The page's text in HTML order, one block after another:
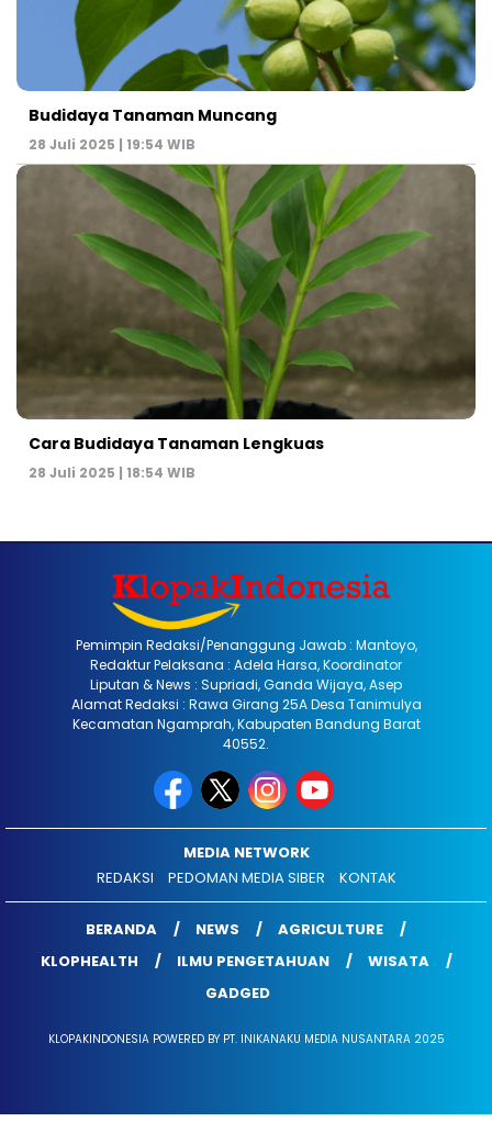
Budidaya Tanaman Muncang
28 Juli 2025 | 19:54 WIB
Cara Budidaya Tanaman Lengkuas
28 Juli 2025 | 18:54 WIB
Pemimpin Redaksi/Penanggung Jawab : Mantoyo,
Redaktur Pelaksana : Adela Harsa, Koordinator
Liputan & News : Supriadi, Ganda Wijaya, Asep
Alamat Redaksi : Rawa Girang 25A Desa Tanimulya
Kecamatan Ngamprah, Kabupaten Bandung Barat
40552.
MEDIA NETWORK
REDAKSI
PEDOMAN MEDIA SIBER KONTAK
BERANDA NEWS
AGRICULTURE
KLOPHEALTH
ILMU PENGETAHUAN
WISATA
GADGED
KLOPAKINDONESIA POWERED BY PT. INIKANAKU MEDIA NUSANTARA 2025